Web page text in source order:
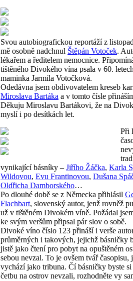
Svou autobiografickou reportáží z
mě osobně nadchnul Štěpán Votoček.
lékařem a ředitelem nemocnice.
tištěného Divokého vína psala v 60.
maminka Jarmila Votočková.
Odedávna jsem obdivovatelem kreseb
Miroslava Bartáka a v tomto čísle
Děkuju Miroslavu Bartákovi, že na
myslí i po desítkách let.
Při
vynikající básníky – Jiřího Žáčka, Karla
Wildovou, Evu Frantinovou, Dušana
Oldřicha Damborského…
Po dlouhé době se z Německa přihlásil
Flachbart, slovenský autor, jenž rovněž
už v tištěném Divokém víně. Požádal
ke svým veršům připsal pár slov o sobě.
Divoké víno číslo 123 přináší i verše
průměrných i takových, jejichž básničky
jistě jako čtení pro pobyt na opuštěném
sebou nevzal. To je ovšem tvář časopisu,
vychází jako tribuna. Čí básničky byste
četbu na ostrov nevzali, rozhodněte vy